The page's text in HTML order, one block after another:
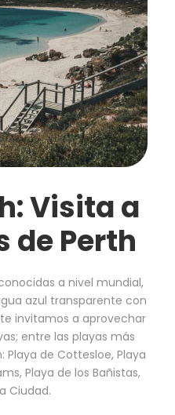
Visita a
de Perth
a nivel mundial,
azul transparente con
invitamos a aprovechar
entre las playas más
de Cottesloe, Playa
Playa de los Bañistas,
Ciudad.